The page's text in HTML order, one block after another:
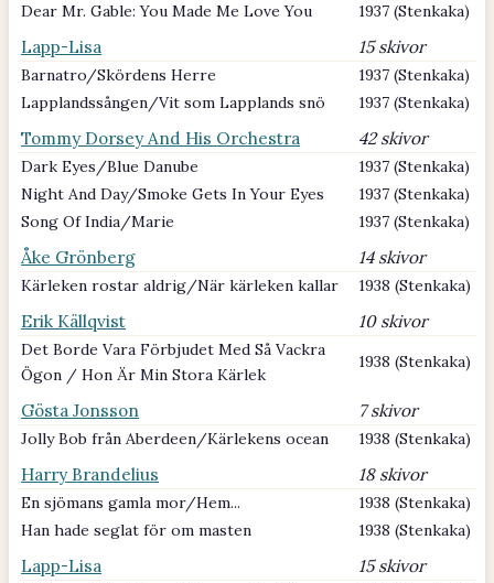
Dear Mr. Gable: You Made Me Love You 1937 (Stenkaka)
Lapp-Lisa 15 skivor
Barnatro/Skördens Herre
1937 (Stenkaka)
Lapplandssången/Vit som Lapplands snö
1937 (Stenkaka)
Tommy Dorsey And His Orchestra 42 skivor
Dark Eyes/Blue Danube
1937 (Stenkaka)
Night And Day/Smoke Gets In Your Eyes
1937 (Stenkaka)
Song Of India/Marie
1937 (Stenkaka)
Åke Grönberg 14 skivor
Kärleken rostar aldrig/När kärleken kallar 1938 (Stenkaka)
Erik Källqvist 10 skivor
Det Borde Vara Förbjudet Med Så Vackra
Ögon / Hon Är Min Stora Kärlek
1938 (Stenkaka)
Gösta Jonsson 7 skivor
Jolly Bob från Aberdeen/Kärlekens ocean 1938 (Stenkaka)
Harry Brandelius 18 skivor
En sjömans gamla mor/Hem...
1938 (Stenkaka)
Han hade seglat för om masten
1938 (Stenkaka)
Lapp-Lisa 15 skivor